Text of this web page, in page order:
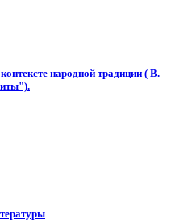
народной традиции ( В.